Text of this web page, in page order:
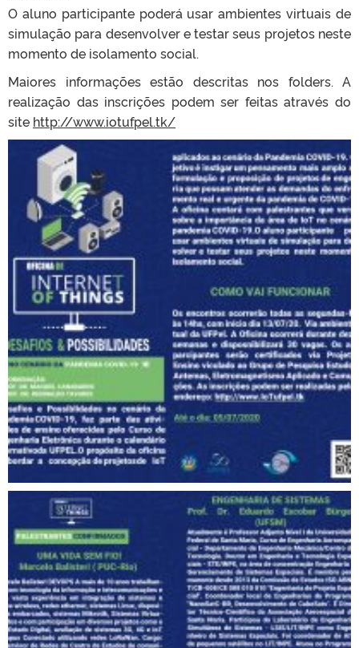
O aluno participante poderá usar ambientes virtuais de
simulação para desenvolver e testar seus projetos neste
momento de isolamento social.
Maiores informações estão descritas nos folders. A
realização das inscrições podem ser feitas através do
site http://www.iotufpel.tk/